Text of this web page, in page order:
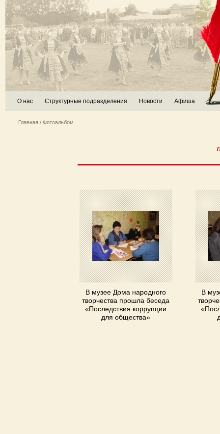
О нас Структурные подразделения Новости Афиша
Главная / Фотоальбом
В музее Дома народного
творчества прошла беседа
«Последствия коррупции
для общества»
В